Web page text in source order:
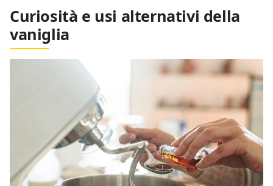
Curiosità e usi alternativi della
vaniglia